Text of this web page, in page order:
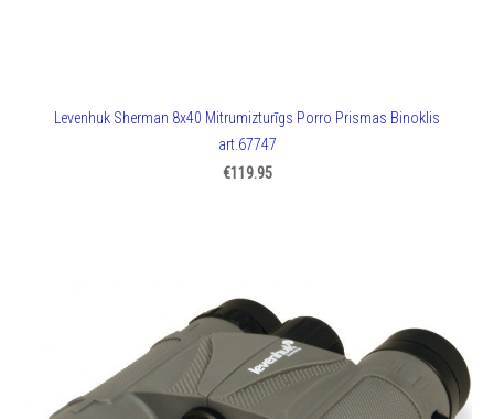
Levenhuk Sherman 8x40 Mitrumizturīgs Porro Prismas Binoklis
art.67747
€119.95